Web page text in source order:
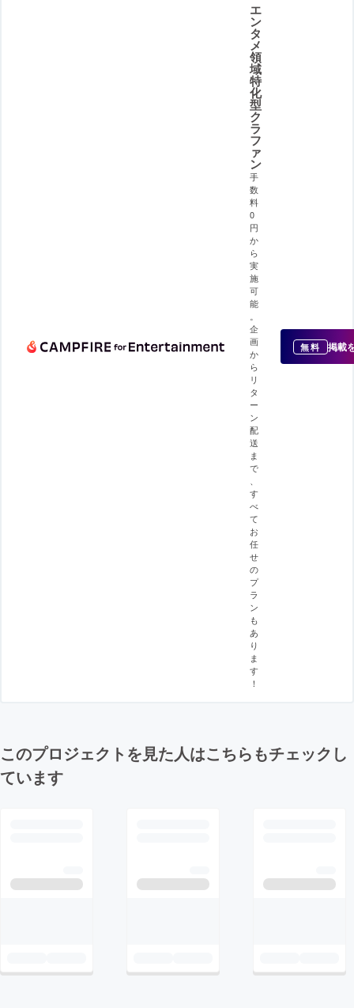
エ
ン
タ
メ
領
域
特
化
型
ク
ラ
フ
ァ
ン
手
数
料
0
円
か
ら
実
施
可
能
企
画
か
ら
リ
タ
ー
ン
配
送
ま
で
す
べ
て
お
任
せ
の
プ
ラ
ン
も
あ
り
ま
す
！
無料 掲載
このプロジェクトを見た人はこちらもチェックし
ています